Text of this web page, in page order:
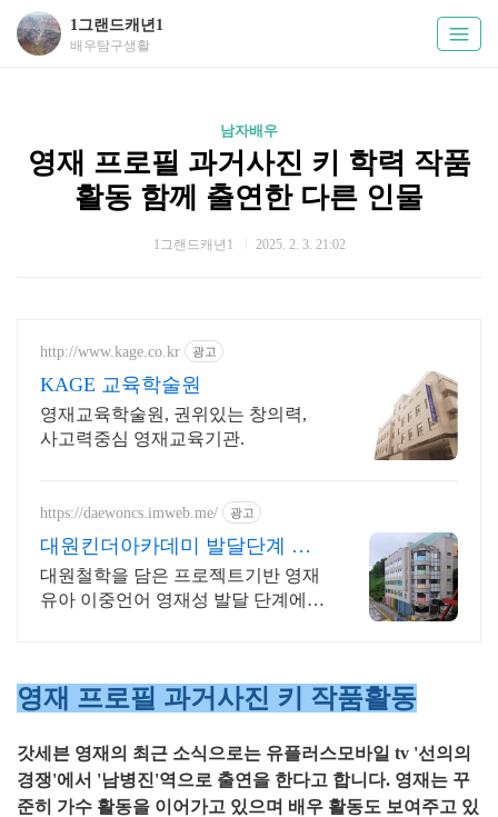
1그랜드캐년1
배우탐구생활
남자배우
영재 프로필 과거사진 키 학력 작품
활동 함께 출연한 다른 인물
1그랜드캐년1 2025. 2. 3. 21:02
http://www.kage.co.kr 광고
KAGE 교육학술원
영재교육학술원, 권위있는 창의력,
사고력중심 영재교육기관.
https://daewoncs.imweb.me/ 광고
대원킨더아카데미 발달단계 맞
는 교육 대원킨더
대원철학을 담은 프로젝트기반 영재
유아 이중언어 영재성 발달 단계에
영재 프로필 과거사진 키 작품활동
갓세븐 영재의 최근 소식으로는 유플러스모바일 tv '선의의
경쟁'에서 '남병진'역으로 출연을 한다고 합니다. 영재는 꾸
준히 가수 활동을 이어가고 있으며 배우 활동도 보여주고 있